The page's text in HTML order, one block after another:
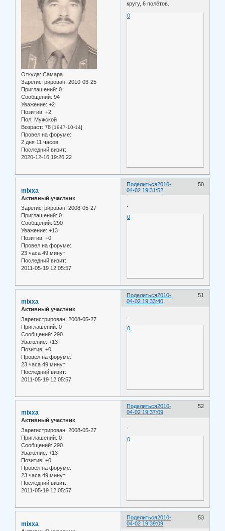
Откуда: Самара
Зарегистрирован: 2010-03-25
Приглашений: 0
Сообщений: 94
Уважение: +2
Позитив: +2
Пол: Мужской
Возраст: 78 [1947-10-14]
Провел на форуме:
2 дня 11 часов
Последний визит:
2020-12-16 19:26:22
кругу, 6 полётов.
0
Поделиться 50
2010-
04-02 19:31:52
mixxa
Активный участник
Зарегистрирован: 2008-05-27
Приглашений: 0
Сообщений: 290
Уважение: +13
Позитив: +0
Провел на форуме:
23 часа 49 минут
Последний визит:
2011-05-19 12:05:57
0
Поделиться 51
2010-
04-02 19:33:40
mixxa
Активный участник
Зарегистрирован: 2008-05-27
Приглашений: 0
Сообщений: 290
Уважение: +13
Позитив: +0
Провел на форуме:
23 часа 49 минут
Последний визит:
2011-05-19 12:05:57
0
Поделиться 52
2010-
04-02 19:37:09
mixxa
Активный участник
Зарегистрирован: 2008-05-27
Приглашений: 0
Сообщений: 290
Уважение: +13
Позитив: +0
Провел на форуме:
23 часа 49 минут
Последний визит:
2011-05-19 12:05:57
0
Поделиться 53
2010-
04-02 19:39:09
mixxa